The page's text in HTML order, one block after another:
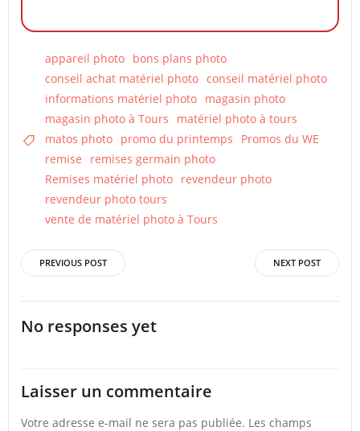
appareil photo bons plans photo
conseil achat matériel photo conseil matériel photo
informations matériel photo magasin photo
magasin photo à Tours
matériel photo à tours
matos photo promo du printemps
Promos du WE
remise
remises germain photo
Remises matériel photo revendeur photo
revendeur photo tours
vente de matériel photo à Tours
Post
navigation
PREVIOUS POST
navigation
NEXT POST
No responses yet
Laisser un commentaire
Votre adresse e-mail ne sera pas publiée. Les champs